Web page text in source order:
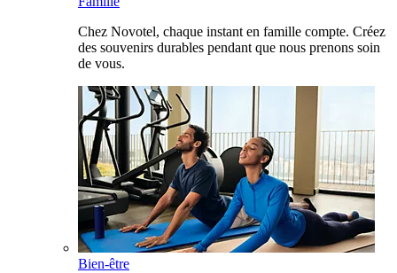
Chez Novotel, chaque instant en famille compte. Créez
des souvenirs durables pendant que nous prenons soin
de vous.
Bien-être